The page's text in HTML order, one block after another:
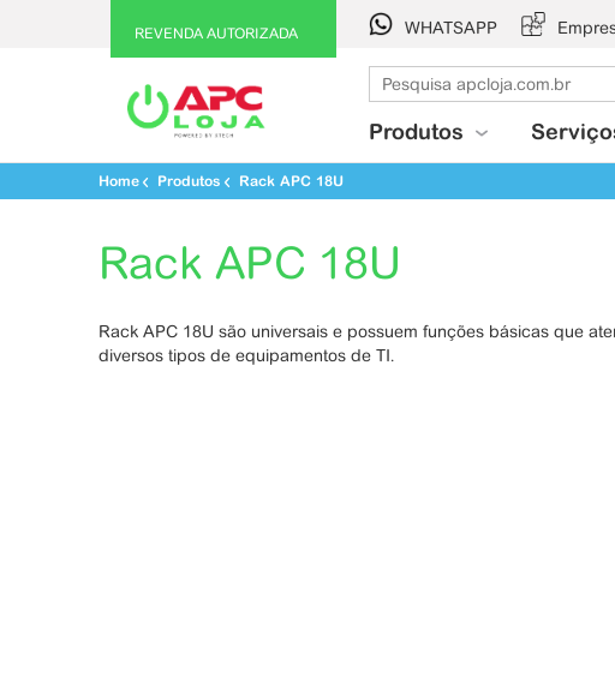
REVENDA AUTORIZADA WHATSAPP
Produtos
Home Produtos Rack APC 18U
Rack APC 18U
Rack APC 18U são universais e possuem funções básicas que
diversos tipos de equipamentos de TI.